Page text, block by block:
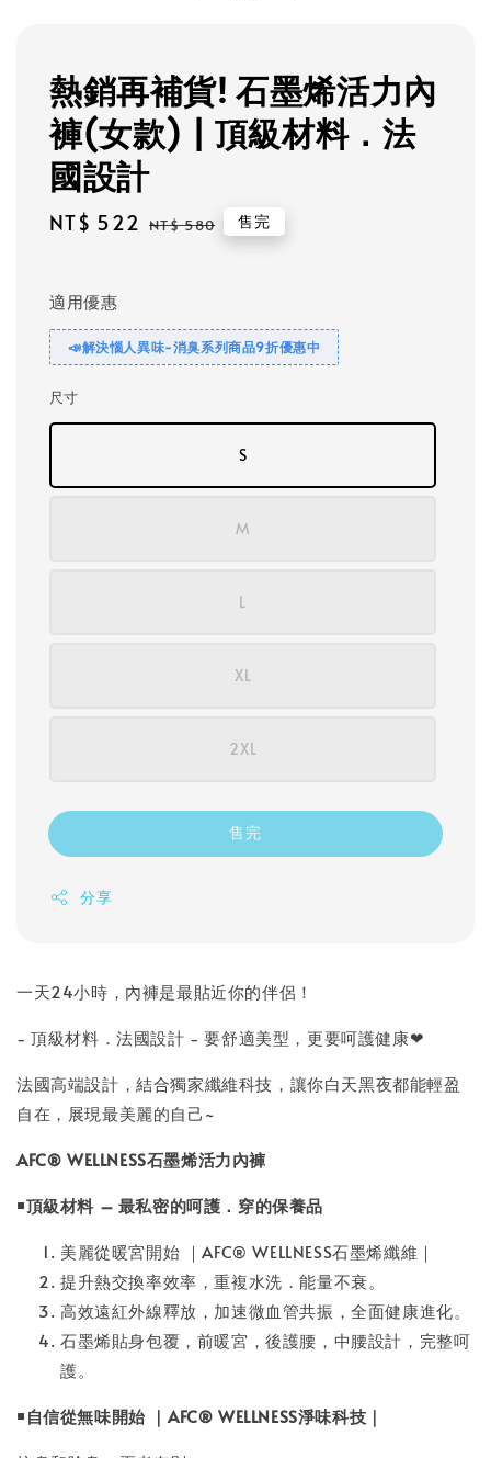
熱銷再補貨! 石墨烯活力內
褲(女款) | 頂級材料．法
國設計
Sale
NT$ 522 Regular
NT$ 580 售完
適用優惠
📣解決惱人異味-消臭系列商品9折優惠中
尺寸
S
M
L
XL
2XL
售完
分享
一天24小時，內褲是最貼近你的伴侶！
- 頂級材料．法國設計 - 要舒適美型，更要呵護健康❤
法國高端設計，結合獨家纖維科技，讓你白天黑夜都能輕盈
自在，展現最美麗的自己~
AFC® WELLNESS石墨烯活力內褲
￭頂級材料 – 最私密的呵護．穿的保養品
美麗從暖宮開始 ｜AFC® WELLNESS石墨烯纖維｜
提升熱交換率效率，重複水洗．能量不衰。
高效遠紅外線釋放，加速微血管共振，全面健康進化。
石墨烯貼身包覆，前暖宮，後護腰，中腰設計，完整呵
護。
￭自信從無味開始 ｜AFC® WELLNESS淨味科技｜